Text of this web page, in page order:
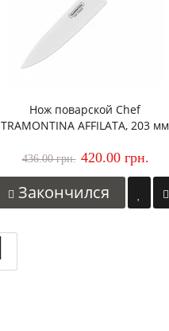
Нож поварской Chef
TRAMONTINA AFFILATA, 203 мм
436.00 грн. 420.00 грн.
Закончился